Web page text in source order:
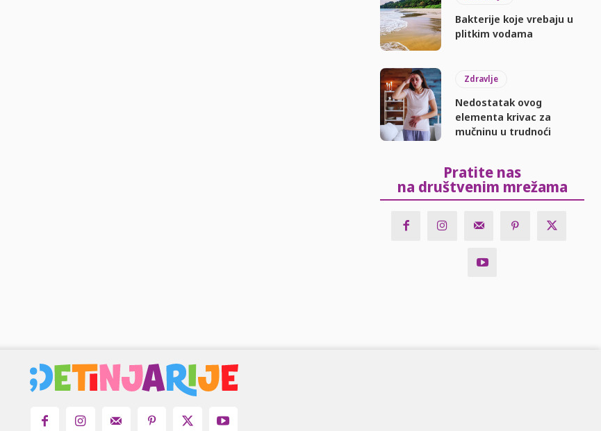
Bakterije koje vrebaju u
plitkim vodama
Zdravlje
Nedostatak ovog
elementa krivac za
mučninu u trudnoći
Pratite nas
na društvenim mrežama